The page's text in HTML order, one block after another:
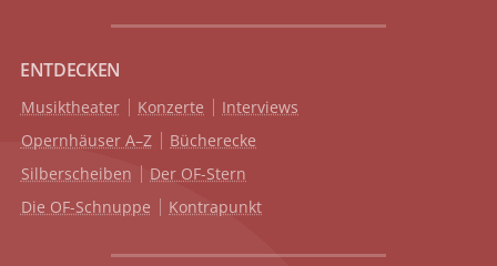
ENTDECKEN
Musiktheater Konzerte
Interviews
Opernhäuser A–Z
Bücherecke
Silberscheiben
Der OF-Stern
Die OF-Schnuppe
Kontrapunkt